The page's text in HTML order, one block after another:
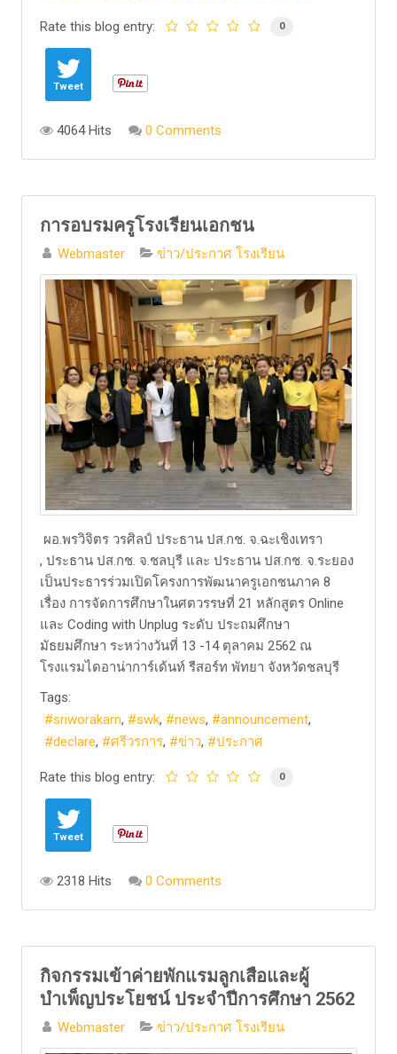
Rate this blog entry: 0
Tweet
4064 Hits 0 Comments
การอบรมครูโรงเรียนเอกชน
Webmaster ข่าว/ประกาศ โรงเรียน
ผอ.พรวิจิตร วรศิลป์ ประธาน ปส.กช. จ.ฉะเชิงเทรา
, ประธาน ปส.กช. จ.ชลบุรี และ ประธาน ปส.กช. จ.ระยอง
เป็นประธารร่วมเปิดโครงการพัฒนาครูเอกชนภาค 8
เรื่อง การจัดการศึกษาในศตวรรษที่ 21 หลักสูตร Online
และ Coding with Unplug ระดับ ประถมศึกษา
มัธยมศึกษา ระหว่างวันที่ 13 -14 ตุลาคม 2562 ณ
โรงแรมไดอาน่าการ์เด้นท์ รีสอร์ท พัทยา จังหวัดชลบุรี
Tags:
sriworakarn
swk news
announcement
declare
ศรีวรการ ข่าว ประกาศ
Rate this blog entry: 0
Tweet
2318 Hits 0 Comments
กิจกรรมเข้าค่ายพักแรมลูกเสือและผู้
บำเพ็ญประโยชน์ ประจำปีการศึกษา 2562
Webmaster ข่าว/ประกาศ โรงเรียน